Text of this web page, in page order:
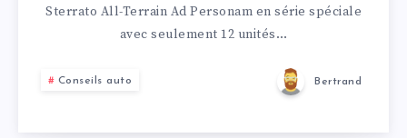
Sterrato All-Terrain Ad Personam en série spéciale
avec seulement 12 unités…
Conseils auto Bertrand